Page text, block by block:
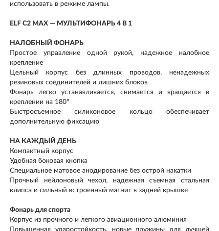
использовать в режиме лампы.
ELF C2 MAX — МУЛЬТИФОНАРЬ 4 В 1
НАЛОБНЫЙ ФОНАРЬ
Простое управление одной рукой, надежное налобное
крепление
Цельный корпус без длинных проводов, ненадежных
резиновых соединителей и лишних блоков
Фонарь легко устанавливается, снимается и вращается в
креплении на 180°
Быстросъемное силиконовое кольцо обеспечивает
дополнительную фиксацию
НА КАЖДЫЙ ДЕНЬ
Компактный корпус
Удобная боковая кнопка
Специальное матовое анодирование без острой накатки
Прочный нейлоновый чехол, надежная съемная стальная
клипса и сильный встроенный магнит в задней крышке
Фонарь для спорта
Корпус из прочного и легкого авиационного алюминия